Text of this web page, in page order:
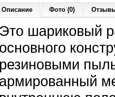
Описание Фото (0)
Это шариковый
основного
резиновыми
армированный